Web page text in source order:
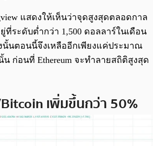
แสดงให้เห็นว่าจุดสูงสุดตลอดกาล
ที่ระดับต่ำกว่า 1,500 ดอลลาร์ในเดือน
นั้นตอนนี้จึงเหลืออีกเพียงแค่ประมาณ
น ก่อนที่ Ethereum จะทำลายสถิติสูงสุด
เพิ่มขึ้นกว่า 50%